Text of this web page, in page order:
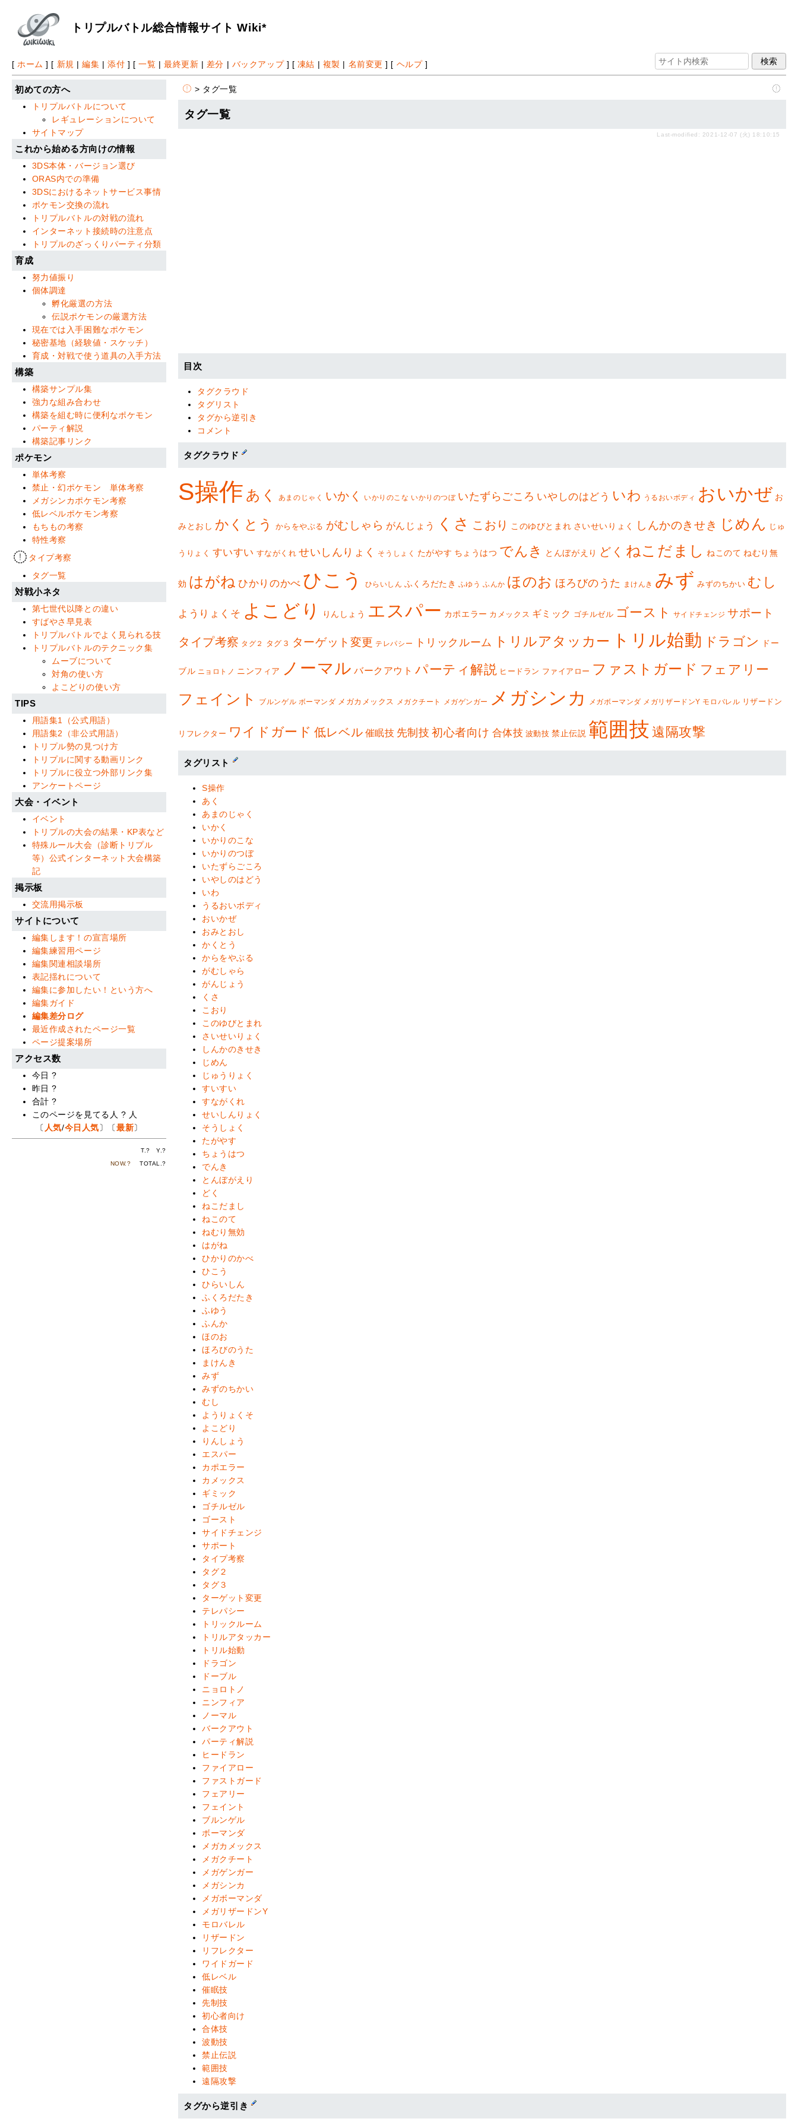
トリプルバトル総合情報サイト Wiki*
[ホーム ] [ 新規 |編集 |添付 ] [一覧 | 最終更新 | 差分 | バックアップ] [ 凍結 | 複製 | 名前変更 ] [ ヘルプ]
> タグ一覧
タグ一覧
Last-modified: 2021-12-07 (火) 18:10:15
目次
タグクラウド
タグリスト
タグから逆引き
コメント
タグクラウド
S操作 あく あまのじゃく いかく いかりのこな いかりのつぼ いたずらごころ いやしのはどう いわ うるおいボディ おいかぜ お
みとおし かくとう からをやぶる がむしゃら がんじょう くさ こおり このゆびとまれ さいせいりょく しんかのきせき じめん じゅ
うりょく すいすい すながくれ せいしんりょく そうしょく たがやす ちょうはつ でんき とんぼがえり どく ねこだまし ねこのて ねむり無
効 はがね ひかりのかべ ひこう ひらいしん ふくろだたき ふゆう ふんか ほのお ほろびのうた まけんき みず みずのちかい むし
ようりょくそ よこどり りんしょう エスパー カポエラー カメックス ギミック ゴチルゼル ゴースト サイドチェンジ サポート
タイプ考察 タグ２ タグ３ ターゲット変更 テレパシー トリックルーム トリルアタッカー トリル始動 ドラゴン ドー
ブル ニョロトノ ニンフィア ノーマル バークアウト パーティ解説 ヒードラン ファイアロー ファストガード フェアリー
フェイント ブルンゲル ボーマンダ メガカメックス メガクチート メガゲンガー メガシンカ メガボーマンダ メガリザードンY モロバレル リザードン
リフレクター ワイドガード 低レベル 催眠技 先制技 初心者向け 合体技 波動技 禁止伝説 範囲技 遠隔攻撃
タグリスト
S操作
あく
あまのじゃく
いかく
いかりのこな
いかりのつぼ
いたずらごころ
いやしのはどう
いわ
うるおいボディ
おいかぜ
おみとおし
かくとう
からをやぶる
がむしゃら
がんじょう
くさ
こおり
このゆびとまれ
さいせいりょく
しんかのきせき
じめん
じゅうりょく
すいすい
すながくれ
せいしんりょく
そうしょく
たがやす
ちょうはつ
でんき
とんぼがえり
どく
ねこだまし
ねこのて
ねむり無効
はがね
ひかりのかべ
ひこう
ひらいしん
ふくろだたき
ふゆう
ふんか
ほのお
ほろびのうた
まけんき
みず
みずのちかい
むし
ようりょくそ
よこどり
りんしょう
エスパー
カポエラー
カメックス
ギミック
ゴチルゼル
ゴースト
サイドチェンジ
サポート
タイプ考察
タグ２
タグ３
ターゲット変更
テレパシー
トリックルーム
トリルアタッカー
トリル始動
ドラゴン
ドーブル
ニョロトノ
ニンフィア
ノーマル
バークアウト
パーティ解説
ヒードラン
ファイアロー
ファストガード
フェアリー
フェイント
ブルンゲル
ボーマンダ
メガカメックス
メガクチート
メガゲンガー
メガシンカ
メガボーマンダ
メガリザードンY
モロバレル
リザードン
リフレクター
ワイドガード
低レベル
催眠技
先制技
初心者向け
合体技
波動技
禁止伝説
範囲技
遠隔攻撃
タグから逆引き
初めての方へ
トリプルバトルについて
レギュレーションについて
サイトマップ
これから始める方向けの情報
3DS本体・バージョン選び
ORAS内での準備
3DSにおけるネットサービス事情
ポケモン交換の流れ
トリプルバトルの対戦の流れ
インターネット接続時の注意点
トリプルのざっくりパーティ分類
育成
努力値振り
個体調達
孵化厳選の方法
伝説ポケモンの厳選方法
現在では入手困難なポケモン
秘密基地（経験値・スケッチ）
育成・対戦で使う道具の入手方法
構築
構築サンプル集
強力な組み合わせ
構築を組む時に便利なポケモン
パーティ解説
構築記事リンク
ポケモン
単体考察
禁止・幻ポケモン 単体考察
メガシンカポケモン考察
低レベルポケモン考察
もちもの考察
特性考察
タイプ考察
タグ一覧
対戦小ネタ
第七世代以降との違い
すばやさ早見表
トリプルバトルでよく見られる技
トリプルバトルのテクニック集
ムーブについて
対角の使い方
よこどりの使い方
TIPS
用語集1（公式用語）
用語集2（非公式用語）
トリプル勢の見つけ方
トリプルに関する動画リンク
トリプルに役立つ外部リンク集
アンケートページ
大会・イベント
イベント
トリプルの大会の結果・KP表など
特殊ルール大会（診断トリプル
等）公式インターネット大会構築
記
掲示板
交流用掲示板
サイトについて
編集します！の宣言場所
編集練習用ページ
編集関連相談場所
表記揺れについて
編集に参加したい！という方へ
編集ガイド
編集差分ログ
最近作成されたページ一覧
ページ提案場所
アクセス数
今日?
昨日?
合計?
このページを見てる人 ? 人
〔 人気/今日人気〕〔最新〕
T.? Y.?
NOW.? TOTAL.?